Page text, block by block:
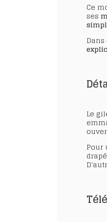
Ce
ses
Dans
Le
Pour